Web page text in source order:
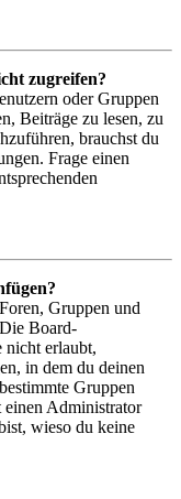
zugreifen?
oder Gruppen
Beiträge zu lesen, zu
brauchst du
Frage einen
Gruppen und
Board-
nicht erlaubt,
in dem du deinen
Gruppen
einen Administrator
wieso du keine